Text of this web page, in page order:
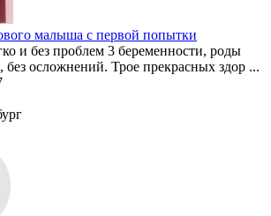
малыша с первой попытки
и без проблем 3 беременности, роды
без осложнений. Трое прекрасных здор ...